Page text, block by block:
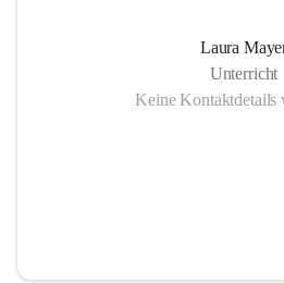
Laura
Unterricht
Keine Kontaktdetails